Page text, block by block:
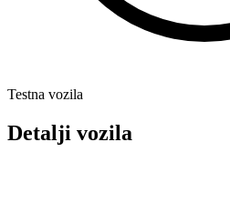
Testna vozila
Detalji vozila